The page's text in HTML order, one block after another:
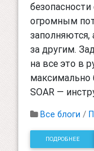
огромным
за другим.
на все это в
максимально
SOAR —
Все блоги /
ПОДРОБНЕЕ